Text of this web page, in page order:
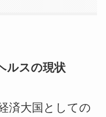
ルスの現状
済大国としての